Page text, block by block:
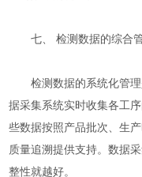
七、 检测数据的综合管
检测数据的系统化管理
据采集系统实时收集各工
些数据按照产品批次、生
质量追溯提供支持。数据
整性就越好。